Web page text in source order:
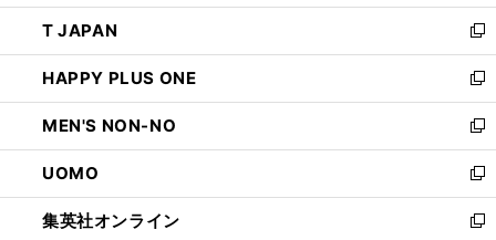
開
く
ウ
で
開
く
ン
ド
ウ
で
開
く
ウ
ィ
ン
ド
ウ
で
開
く
し
い
ウ
ィ
ン
ド
ウ
で
開
く
T JAPAN
新
し
い
ウ
ィ
ン
ド
ウ
で
HAPPY PLUS ONE
新
し
い
ウ
ィ
ン
ド
MEN'S NON-NO
新
し
い
ウ
ィ
UOMO
新
し
い
集英社オンライン
新